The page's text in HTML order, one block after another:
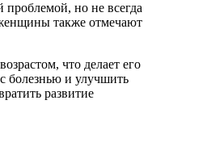
но не всегда
также отмечают
что делает его
болезнью и улучшить
развитие